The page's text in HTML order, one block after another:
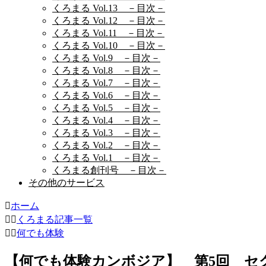
くろまる Vol.13 －目次－
くろまる Vol.12 －目次－
くろまる Vol.11 －目次－
くろまる Vol.10 －目次－
くろまる Vol.9 －目次－
くろまる Vol.8 －目次－
くろまる Vol.7 －目次－
くろまる Vol.6 －目次－
くろまる Vol.5 －目次－
くろまる Vol.4 －目次－
くろまる Vol.3 －目次－
くろまる Vol.2 －目次－
くろまる Vol.1 －目次－
くろまる創刊号 －目次－
その他のサービス
ホーム
くろまる記事一覧
何でも体験
【何でも体験カンボジア】 第5回 セ